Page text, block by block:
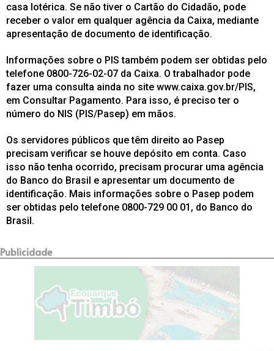
casa lotérica. Se não tiver o Cartão do Cidadão, pode
receber o valor em qualquer agência da Caixa, mediante
apresentação de documento de identificação.
Informações sobre o PIS também podem ser obtidas pelo
telefone 0800-726-02-07 da Caixa. O trabalhador pode
fazer uma consulta ainda no site www.caixa.gov.br/PIS,
em Consultar Pagamento. Para isso, é preciso ter o
número do NIS (PIS/Pasep) em mãos.
Os servidores públicos que têm direito ao Pasep
precisam verificar se houve depósito em conta. Caso
isso não tenha ocorrido, precisam procurar uma agência
do Banco do Brasil e apresentar um documento de
identificação. Mais informações sobre o Pasep podem
ser obtidas pelo telefone 0800-729 00 01, do Banco do
Brasil.
Publicidade